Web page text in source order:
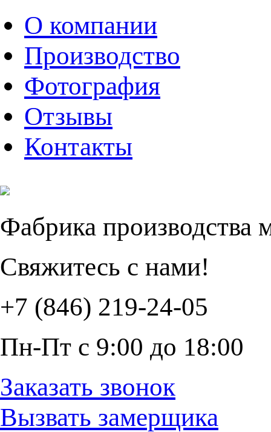
О компании
Производство
Фотография
Отзывы
Контакты
Фабрика производства
Свяжитесь с нами!
+7 (846) 219-24-05
Пн-Пт с 9:00 до 18:00
Заказать звонок
Вызвать замерщика